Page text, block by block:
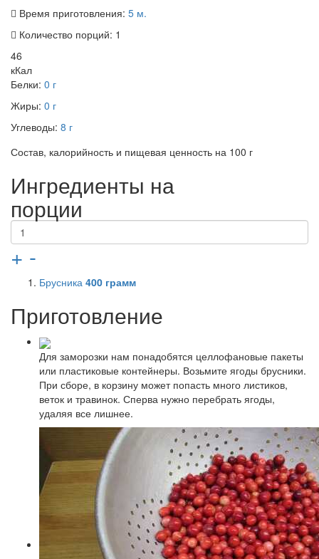
Время приготовления: 5 м.
Количество порций: 1
46
кКал
Белки: 0 г
Жиры: 0 г
Углеводы: 8 г
Состав, калорийность и пищевая ценность на 100 г
Ингредиенты на
порции
+ -
Брусника 400 грамм
Приготовление
Для заморозки нам понадобятся целлофановые пакеты
или пластиковые контейнеры. Возьмите ягоды брусники.
При сборе, в корзину может попасть много листиков,
веток и травинок. Сперва нужно перебрать ягоды,
удаляя все лишнее.